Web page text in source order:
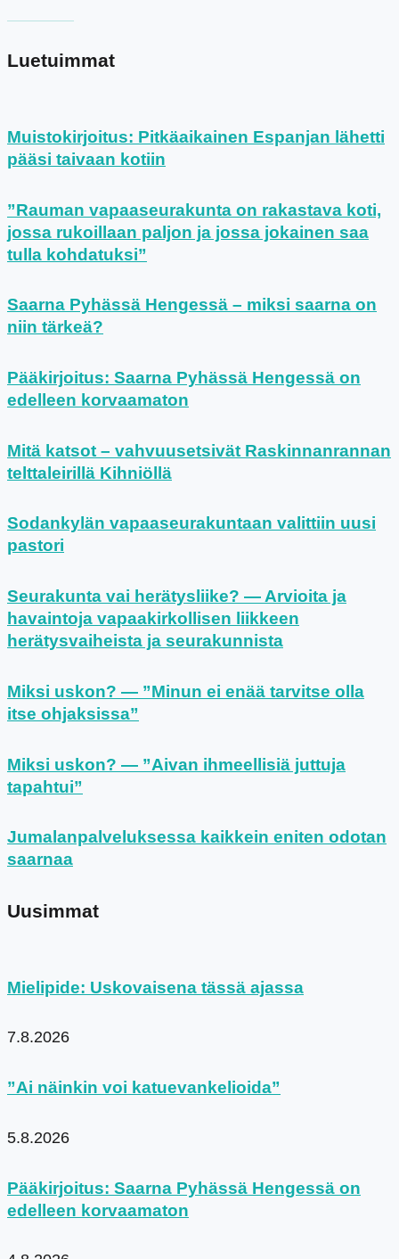
Luetuimmat
Muistokirjoitus: Pitkäaikainen Espanjan lähetti
pääsi taivaan kotiin
”Rauman vapaaseurakunta on rakastava koti,
jossa rukoillaan paljon ja jossa jokainen saa
tulla kohdatuksi”
Saarna Pyhässä Hengessä – miksi saarna on
niin tärkeä?
Pääkirjoitus: Saarna Pyhässä Hengessä on
edelleen korvaamaton
Mitä katsot – vahvuusetsivät Raskinnanrannan
telttaleirillä Kihniöllä
Sodankylän vapaaseurakuntaan valittiin uusi
pastori
Seurakunta vai herätysliike? — Arvioita ja
havaintoja vapaakirkollisen liikkeen
herätysvaiheista ja seurakunnista
Miksi uskon? — ”Minun ei enää tarvitse olla
itse ohjaksissa”
Miksi uskon? — ”Aivan ihmeellisiä juttuja
tapahtui”
Jumalanpalveluksessa kaikkein eniten odotan
saarnaa
Uusimmat
Mielipide: Uskovaisena tässä ajassa
7.8.2026
”Ai näinkin voi katuevankelioida”
5.8.2026
Pääkirjoitus: Saarna Pyhässä Hengessä on
edelleen korvaamaton